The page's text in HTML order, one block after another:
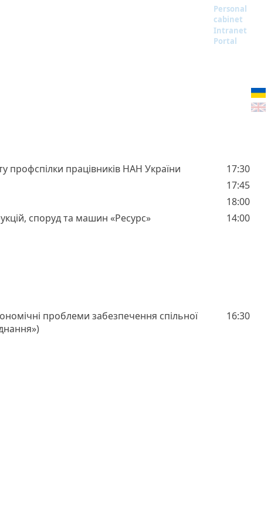
Personal
cabinet
Intranet
Portal
працівників НАН України
17:30
17:45
18:00
споруд та машин «Ресурс» 14:00
проблеми забезпечення спільної
16:30